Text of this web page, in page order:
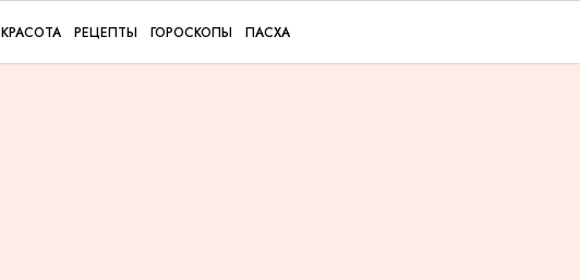
КРАСОТА РЕЦЕПТЫ ГОРОСКОПЫ ПАСХА